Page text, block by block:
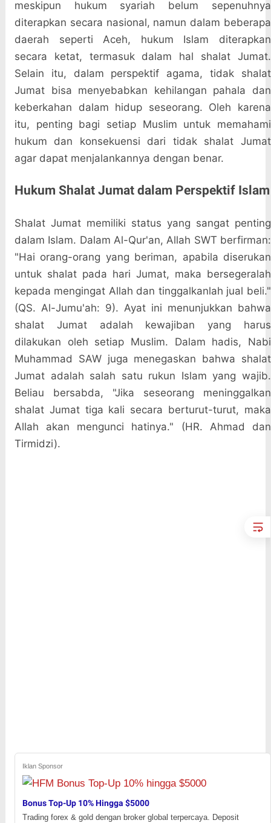
meskipun hukum syariah belum sepenuhnya
diterapkan secara nasional, namun dalam beberapa
daerah seperti Aceh, hukum Islam diterapkan
secara ketat, termasuk dalam hal shalat Jumat.
Selain itu, dalam perspektif agama, tidak shalat
Jumat bisa menyebabkan kehilangan pahala dan
keberkahan dalam hidup seseorang. Oleh karena
itu, penting bagi setiap Muslim untuk memahami
hukum dan konsekuensi dari tidak shalat Jumat
agar dapat menjalankannya dengan benar.
Hukum Shalat Jumat dalam Perspektif Islam
Shalat Jumat memiliki status yang sangat penting
dalam Islam. Dalam Al-Qur'an, Allah SWT berfirman:
"Hai orang-orang yang beriman, apabila diserukan
untuk shalat pada hari Jumat, maka bersegeralah
kepada mengingat Allah dan tinggalkanlah jual beli."
(QS. Al-Jumu'ah: 9). Ayat ini menunjukkan bahwa
shalat Jumat adalah kewajiban yang harus
dilakukan oleh setiap Muslim. Dalam hadis, Nabi
Muhammad SAW juga menegaskan bahwa shalat
Jumat adalah salah satu rukun Islam yang wajib.
Beliau bersabda, "Jika seseorang meninggalkan
shalat Jumat tiga kali secara berturut-turut, maka
Allah akan mengunci hatinya." (HR. Ahmad dan
Tirmidzi).
Iklan Sponsor
Bonus Top-Up 10% Hingga $5000
Trading forex & gold dengan broker global terpercaya. Deposit